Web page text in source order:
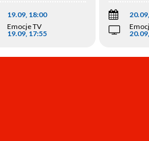
19.09, 18:00
Emocje TV
19.09, 17:55